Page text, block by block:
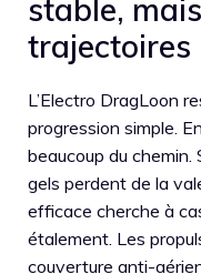
stable,
trajectoires
L’Electro DragLoon
progression simple.
beaucoup du chemin.
gels perdent de la
efficace cherche à
étalement. Les
couverture anti-